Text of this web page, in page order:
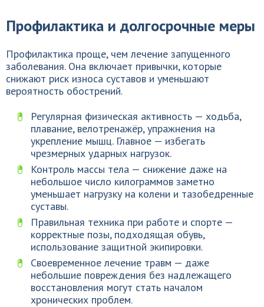
Профилактика и долгосрочные меры
Профилактика проще, чем лечение запущенного
заболевания. Она включает привычки, которые
снижают риск износа суставов и уменьшают
вероятность обострений.
Регулярная физическая активность — ходьба,
плавание, велотренажёр, упражнения на
укрепление мышц. Главное — избегать
чрезмерных ударных нагрузок.
Контроль массы тела — снижение даже на
небольшое число килограммов заметно
уменьшает нагрузку на колени и тазобедренные
суставы.
Правильная техника при работе и спорте —
корректные позы, подходящая обувь,
использование защитной экипировки.
Своевременное лечение травм — даже
небольшие повреждения без надлежащего
восстановления могут стать началом
хронических проблем.